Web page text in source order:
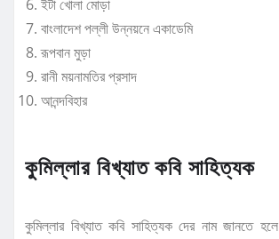
ইটা খোলা মোড়া
বাংলাদেশ পল্লী উন্নয়নে একাডেমি
রূপবান মুড়া
রানী ময়নামতির প্রসাদ
আনন্দবিহার
কুমিল্লার বিখ্যাত কবি সাহিত্যক
কুমিল্লার বিখ্যাত কবি সাহিত্যক দের নাম জানতে